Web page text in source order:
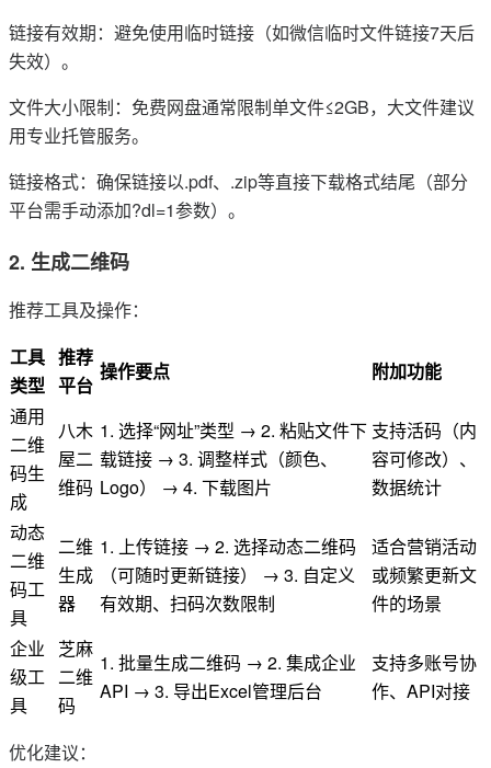
链接有效期：避免使用临时链接（如微信临时文件链接7天后
失效）。
文件大小限制：免费网盘通常限制单文件≤2GB，大文件建议
用专业托管服务。
链接格式：确保链接以.pdf、.zip等直接下载格式结尾（部分
平台需手动添加?dl=1参数）。
2. 生成二维码
推荐工具及操作：
工具
类型
推荐
平台
操作要点
附加功能
通用
二维
码生
成
八木
屋二
维码
1. 选择“网址”类型 → 2. 粘贴文件下
载链接 → 3. 调整样式（颜色、
Logo） → 4. 下载图片
支持活码（内
容可修改）、
数据统计
动态
二维
码工
具
二维
生成
器
1. 上传链接 → 2. 选择动态二维码
（可随时更新链接） → 3. 自定义
有效期、扫码次数限制
适合营销活动
或频繁更新文
件的场景
企业
级工
具
芝麻
二维
码
1. 批量生成二维码 → 2. 集成企业
API → 3. 导出Excel管理后台
支持多账号协
作、API对接
优化建议：